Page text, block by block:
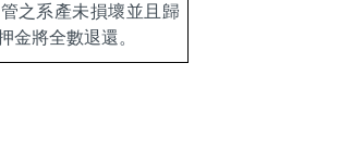
之系產未損壞並且歸
金將全數退還。